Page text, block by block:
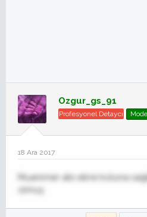
Ozgur_gs_91
Profesyonel Detaycı
18 Ara 2017
Muammer abi eline koluna
olmuş